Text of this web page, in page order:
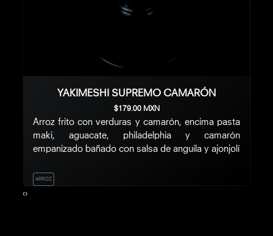
YAKIMESHI SUPREMO CAMARÓN
$179.00 MXN
Arroz frito con verduras y camarón, encima pasta
maki, aguacate, philadelphia y camarón
empanizado bañado con salsa de anguila y ajonjolí
ARROZ
‹›